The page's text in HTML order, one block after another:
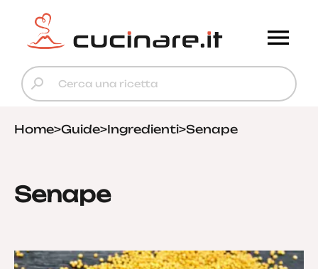
Home>Guide>Ingredienti>Senape
Senape